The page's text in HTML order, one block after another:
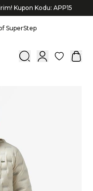
Kupon Kodu: APP15
SuperStep
0